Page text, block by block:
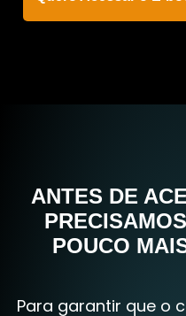
ANTES DE
POUCO
Para garantir que o